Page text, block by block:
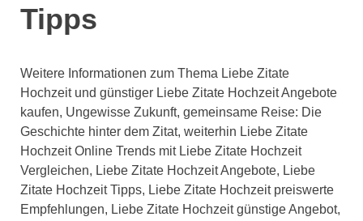
Tipps
Weitere Informationen zum Thema Liebe Zitate
Hochzeit und günstiger Liebe Zitate Hochzeit Angebote
kaufen, Ungewisse Zukunft, gemeinsame Reise: Die
Geschichte hinter dem Zitat, weiterhin Liebe Zitate
Hochzeit Online Trends mit Liebe Zitate Hochzeit
Vergleichen, Liebe Zitate Hochzeit Angebote, Liebe
Zitate Hochzeit Tipps, Liebe Zitate Hochzeit preiswerte
Empfehlungen, Liebe Zitate Hochzeit günstige Angebot,